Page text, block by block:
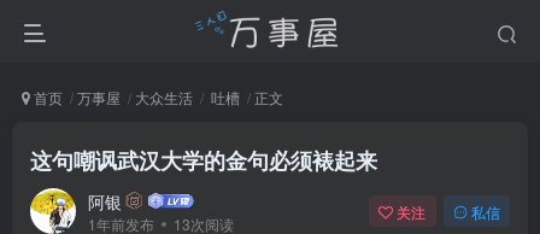
首页 万事屋 大众生活 吐槽 正文
这句嘲讽武汉大学的金句必须裱起来
阿银
1年前发布 13次阅读
关注 私信